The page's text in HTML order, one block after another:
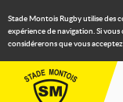
Stade Montois Rugby utilise des
expérience de navigation. Si
considérerons que vous